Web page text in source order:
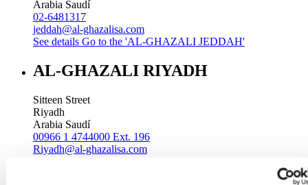
Arabia Saudí
02-6481317
jeddah@al-ghazalisa.com
See details Go to the 'AL-GHAZALI JEDDAH'
AL-GHAZALI RIYADH
Sitteen Street
Riyadh
Arabia Saudí
00966 1 4744000 Ext. 196
Riyadh@al-ghazalisa.com